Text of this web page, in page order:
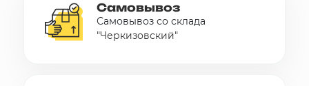
Самовывоз
Самовывоз со склада
"Черкизовский"